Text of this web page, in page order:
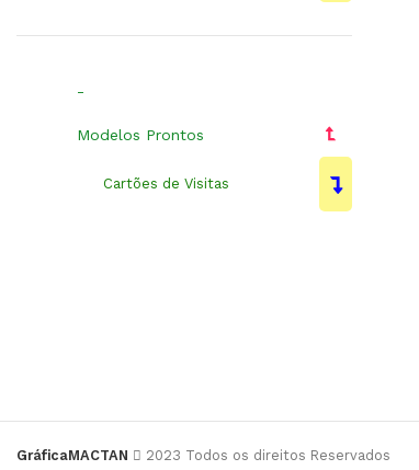
-
Modelos Prontos
Cartões de Visitas
GráficaMACTAN 2023 Todos os direitos Reservados